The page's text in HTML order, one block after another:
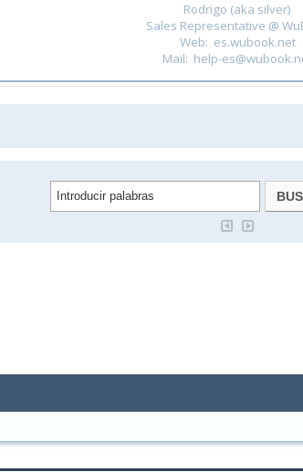
Rodrigo (aka silver)
Sales Representative @
Web: es.wubook.net
Mail: help-